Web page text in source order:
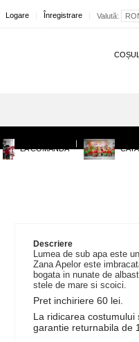
Valută:
Logare Înregistrare
LA COMANDA
|
Descriere
Lumea de sub apa este
Zana Apelor este
bogata in nunate de
stele de mare si scoici.
Pret inchiriere 60 lei.
La ridicarea costumului
garantie returnabila de